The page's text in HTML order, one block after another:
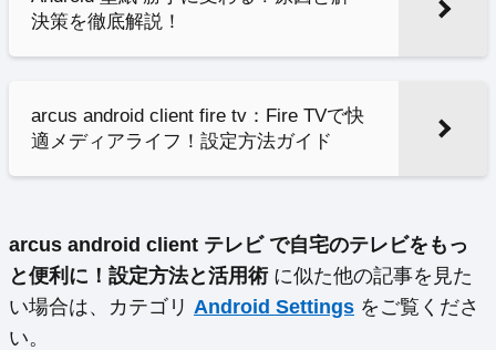
決策を徹底解説！
arcus android client fire tv：Fire TVで快
適メディアライフ！設定方法ガイド
arcus android client テレビ で自宅のテレビをもっ
と便利に！設定方法と活用術に似た他の記事を見た
い場合は、カテゴリ Android Settings をご覧くださ
い。